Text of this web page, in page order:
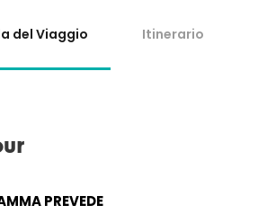
del Viaggio Itinerario
PREVEDE